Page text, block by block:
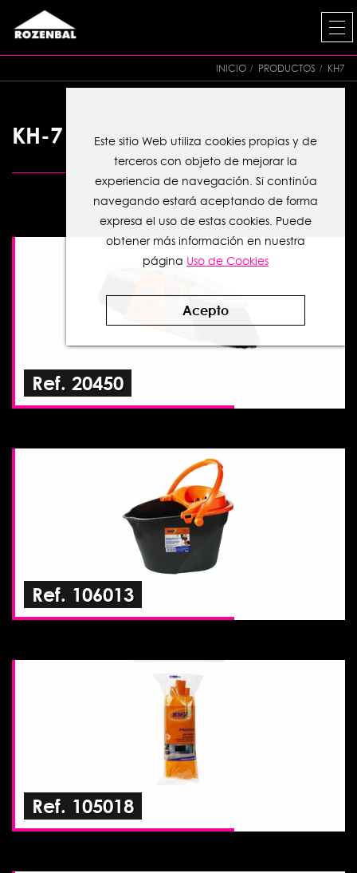
Este sitio Web utiliza cookies propias y de
terceros con objeto de mejorar la
experiencia de navegación. Si continúa
navegando estará aceptando de forma
expresa el uso de estas cookies. Puede
obtener más información en nuestra
página Uso de Cookies
Acepto
INICIO PRODUCTOS KH7
KH-7
Ref. 20450
Ref. 106013
Ref. 105018